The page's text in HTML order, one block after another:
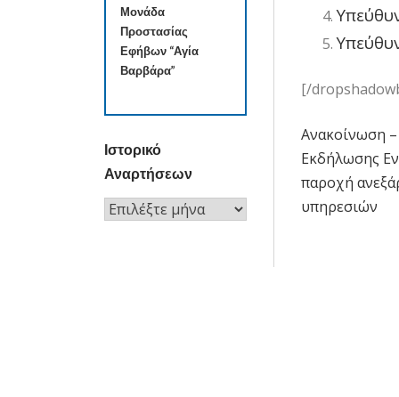
[/
άρθρων
Ανακοίνωση
Εκδήλωσης
παροχή
υπηρεσιών
Μονάδα
Προστασίας
Εφήβων “Αγία
Βαρβάρα”
Ιστορικό
Αναρτήσεων
Ιστορικό